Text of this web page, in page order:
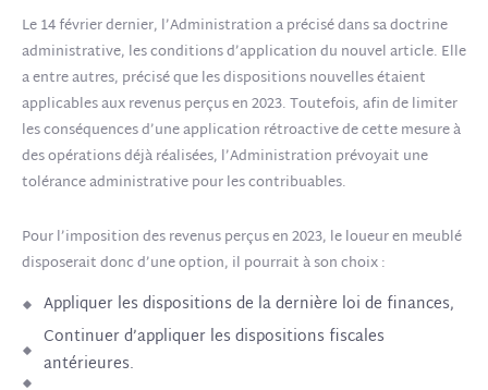
Le 14 février dernier, l’Administration a précisé dans sa doctrine
administrative, les conditions d’application du nouvel article. Elle
a entre autres, précisé que les dispositions nouvelles étaient
applicables aux revenus perçus en 2023. Toutefois, afin de limiter
les conséquences d’une application rétroactive de cette mesure à
des opérations déjà réalisées, l’Administration prévoyait une
tolérance administrative pour les contribuables.
Pour l’imposition des revenus perçus en 2023, le loueur en meublé
disposerait donc d’une option, il pourrait à son choix :
Appliquer les dispositions de la dernière loi de finances,
Continuer d’appliquer les dispositions fiscales
antérieures.